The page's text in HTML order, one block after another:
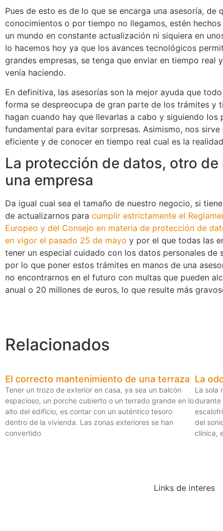
Pues de esto es de lo que se encarga una asesoría,
conocimientos o por tiempo no llegamos, estén
un mundo en constante actualización ni siquiera en
lo hacemos hoy ya que los avances tecnológicos
grandes empresas, se tenga que enviar en tiempo
venía haciendo.
En definitiva, las asesorías son la mejor ayuda que
forma se despreocupa de gran parte de los trámites y
hagan cuando hay que llevarlas a cabo y siguiendo los
fundamental para evitar sorpresas. Asimismo, nos
eficiente y de conocer en tiempo real cual es la
La protección de datos, otro de
una empresa
Da igual cual sea el tamaño de nuestro negocio, si
de actualizarnos para cumplir estrictamente el
Europeo y del Consejo en materia de protección de
en vigor el pasado 25 de mayo y por el que todas las
tener un especial cuidado con los datos personales de
por lo que poner estos trámites en manos de una
no encontrarnos en el futuro con multas que pueden
anual o 20 millones de euros, lo que resulte más
Relacionados
El correcto mantenimiento de una terraza
Tener un trozo de exterior en casa, ya sea un balcón
espacioso, un porche cubierto o un terrado grande en lo
alto del edificio, es contar con un auténtico tesoro
dentro de la vivienda. Las zonas exteriores se han
convertido
La
La sola
durante
del
clínica,
Links de interes